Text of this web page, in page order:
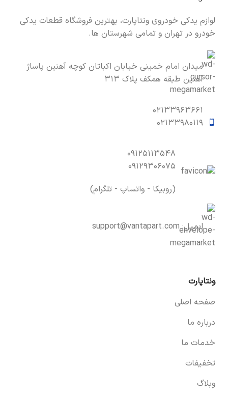
لوازم یدکی خودروی ونتاپارت، بهترین فروشگاه قطعات یدکی
خودرو در تهران و تمامی شهرستان ها.
میدان امام خمینی خیابان اکباتان کوچه آهنین پاساژ
آهنین طبقه همکف پلاک ۳۱۳
۰۲۱۳۳۹۶۳۶۶۱
۰۲۱۳۳۹۸۰۱۱۹
۰۹۱۲۵۱۱۳۵۴۸
۰۹۱۲۹۳۰۶۰۷۵
(روبیکا - واتساپ - تلگرام)
ایمیل:support@vantapart.com
ونتاپارت
صفحه اصلی
درباره ما
خدمات ما
تخفیفات
وبلاگ